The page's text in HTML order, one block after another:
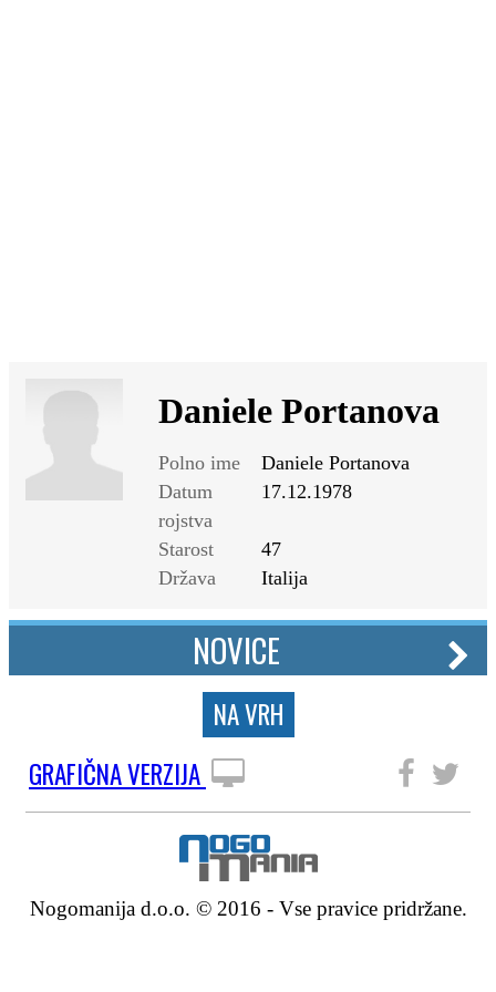
Daniele Portanova
Polno ime
Daniele Portanova
Datum
rojstva
17.12.1978
Starost
47
Država
Italija
NOVICE
NA VRH
GRAFIČNA VERZIJA
Nogomanija d.o.o. © 2016 - Vse pravice pridržane.